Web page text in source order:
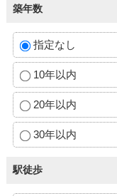
築年数
指定なし
10年以内
20年以内
30年以内
駅徒歩